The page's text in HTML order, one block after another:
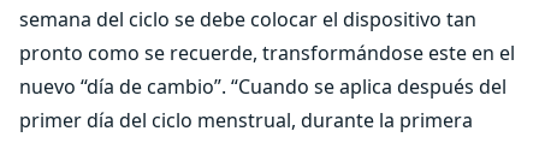
semana del ciclo se debe colocar el dispositivo tan
pronto como se recuerde, transformándose este en el
nuevo “día de cambio”. “Cuando se aplica después del
primer día del ciclo menstrual, durante la primera